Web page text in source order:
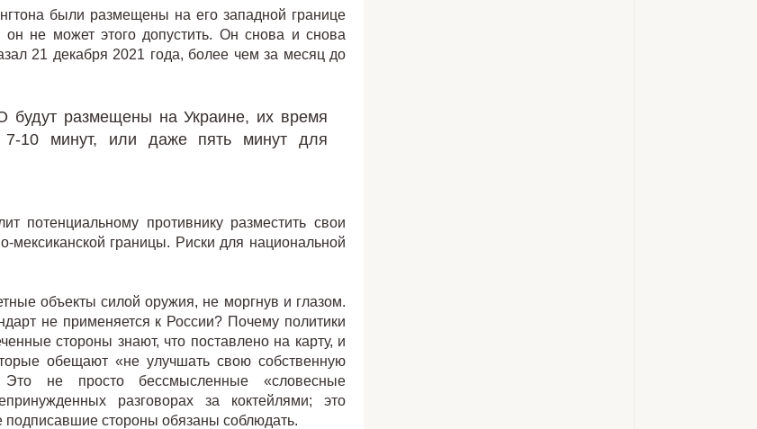
были размещены на его западной границе
не может этого допустить. Он снова и снова
21 декабря 2021 года, более чем за месяц до
размещены на Украине, их время
7-10 минут, или даже пять минут для
потенциальному противнику разместить свои
мексиканской границы. Риски для национальной
объекты силой оружия, не моргнув и глазом.
не применяется к России? Почему политики
стороны знают, что поставлено на карту, и
обещают «не улучшать свою собственную
Это не просто бессмысленные «словесные
разговорах за коктейлями; это
стороны обязаны соблюдать.